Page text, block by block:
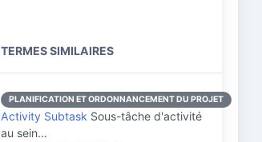
TERMES SIMILAIRES
PLANIFICATION ET ORDONNANCEMENT DU PROJET
Activity Subtask Sous-tâche d'activité
au sein…